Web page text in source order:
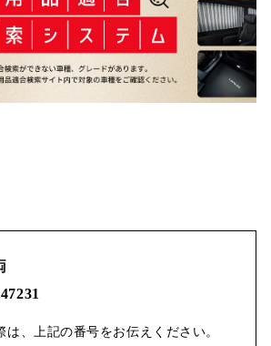
は、上記の番号をお伝えください。